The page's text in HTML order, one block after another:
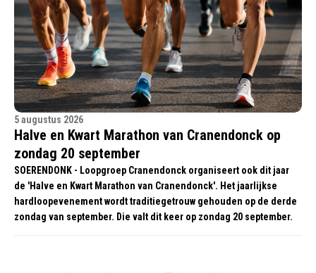
5 augustus 2026
Halve en Kwart Marathon van Cranendonck op
zondag 20 september
SOERENDONK - Loopgroep Cranendonck organiseert ook dit jaar
de 'Halve en Kwart Marathon van Cranendonck'. Het jaarlijkse
hardloopevenement wordt traditiegetrouw gehouden op de derde
zondag van september. Die valt dit keer op zondag 20 september.